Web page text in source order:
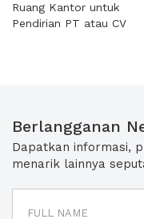
Ruang Kantor untuk
Pendirian PT atau CV
Berlangganan
Dapatkan informasi,
menarik lainnya